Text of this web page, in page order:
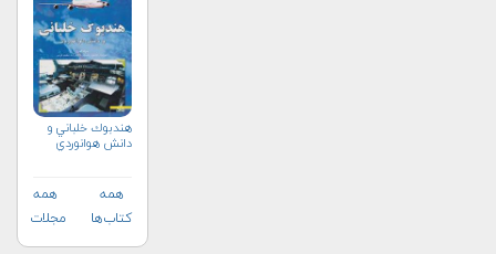
هندبوك خلباني و
دانش هوانوردي
همه
کتاب‌ها
همه
مجلات